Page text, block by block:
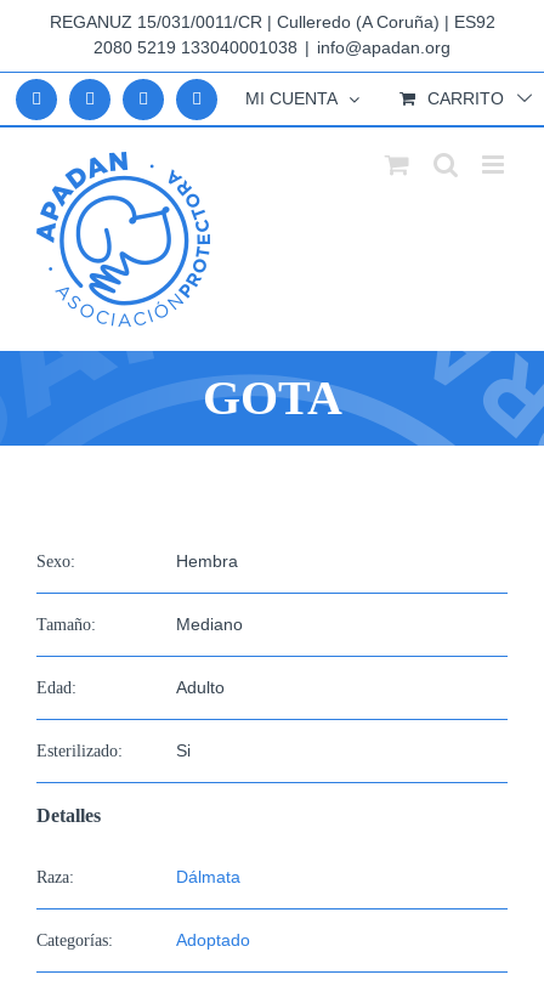
contenido
REGANUZ 15/031/0011/CR | Culleredo (A Coruña) | ES92
2080 5219 133040001038 | info@apadan.org
MI CUENTA CARRITO
GOTA
imagen
Sexo: Hembra
Tamaño: Mediano
Edad: Adulto
Esterilizado: Si
Detalles
Raza: Dálmata
Categorías: Adoptado